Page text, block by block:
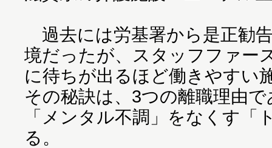
過去には労基署から是正勧
境だったが、スタッフファー
に待ちが出るほど働きやすい
その秘訣は、3つの離職理由
「メンタル不調」をなくす「
る。